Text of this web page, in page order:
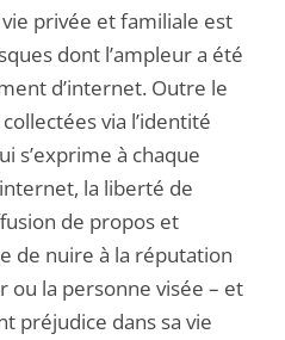
privée et familiale est
dont l’ampleur a été
d’internet. Outre le
via l’identité
s’exprime à chaque
la liberté de
de propos et
de nuire à la réputation
ou la personne visée – et
préjudice dans sa vie